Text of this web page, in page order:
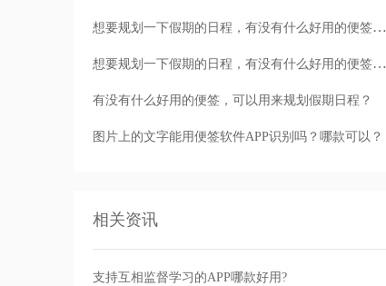
想要规划一下假期的日程，有没有什么好用的便签应用软件？
想要规划一下假期的日程，有没有什么好用的便签软件APP？
有没有什么好用的便签，可以用来规划假期日程？
图片上的文字能用便签软件APP识别吗？哪款可以？
相关资讯
支持互相监督学习的APP哪款好用?